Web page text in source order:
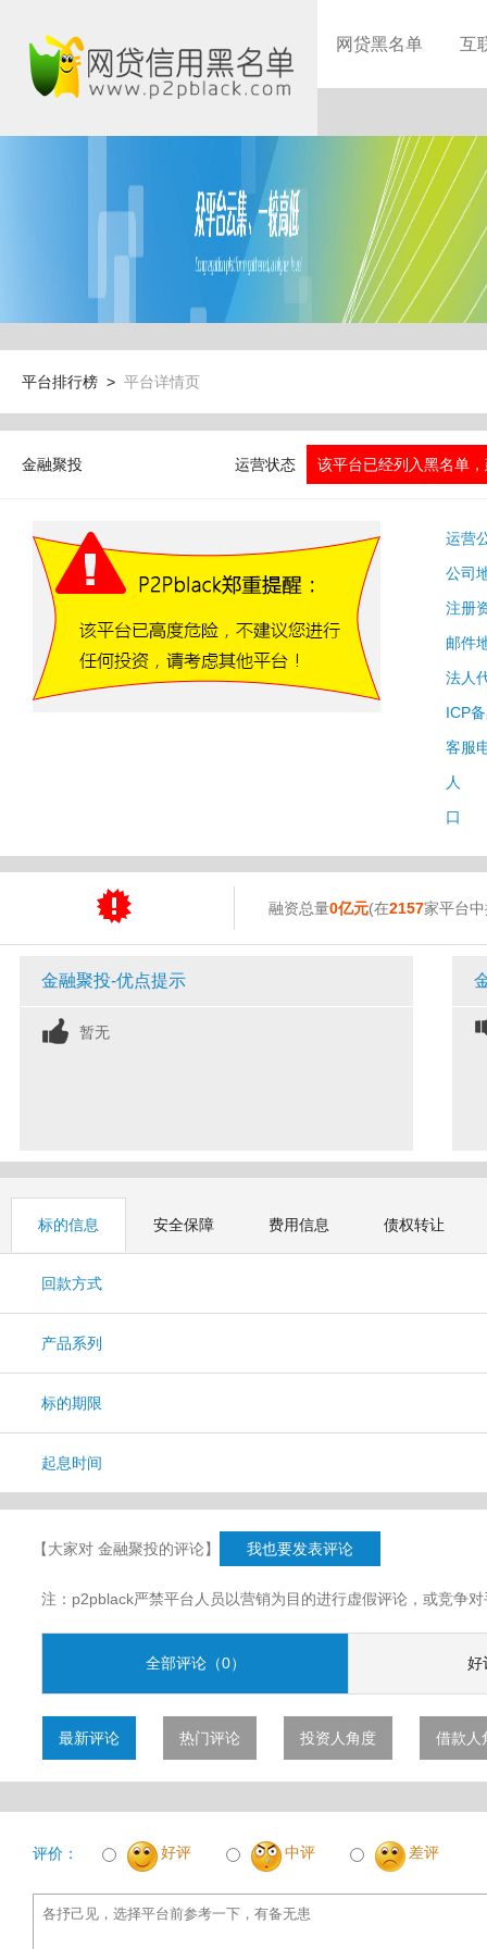
网贷黑名单 互
平台排行榜 > 平台详情页
金融聚投 运营状态 该平台已经列入黑名单
运营
公司
注册
邮件
法人
ICP
客服
人
口
融资总量0亿元(在2157家平台
金融聚投-优点提示
暂无
标的信息 安全保障 费用信息 债权转让
回款方式
产品系列
标的期限
起息时间
【大家对 金融聚投的评论】 我也要发表评论
注：p2pblack严禁平台人员以营销为目的进行虚假评论，或竞争
全部评论（0） 好
最新评论 热门评论 投资人角度 借款人
评价： 好评 中评 差评